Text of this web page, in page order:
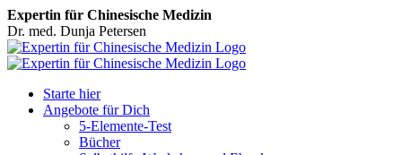
Expertin für Chinesische Medizin
Dr. med. Dunja Petersen
Facebook
Starte hier
Angebote für Dich
5-Elemente-Test
Bücher